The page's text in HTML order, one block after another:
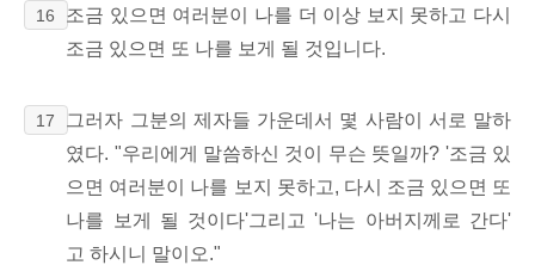
16
조금 있으면 여러분이 나를 더 이상 보지 못하고 다시
조금 있으면 또 나를 보게 될 것입니다.
17
그러자 그분의 제자들 가운데서 몇 사람이 서로 말하
였다. "우리에게 말씀하신 것이 무슨 뜻일까? '조금 있
으면 여러분이 나를 보지 못하고, 다시 조금 있으면 또
나를 보게 될 것이다'그리고 '나는 아버지께로 간다'
고 하시니 말이오."